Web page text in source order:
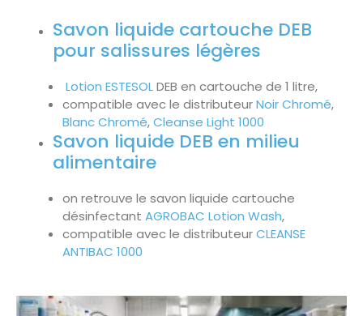
Savon liquide cartouche DEB
pour salissures légères
Lotion ESTESOLDEB en cartouche de 1 litre,
compatible avec le distributeurNoir Chromé,
Blanc Chromé,Cleanse Light 1000
Savon liquide DEB en milieu
alimentaire
on retrouve le savon liquide cartouche
désinfectant AGROBAC Lotion Wash,
compatible avec le distributeurCLEANSE
ANTIBAC 1000